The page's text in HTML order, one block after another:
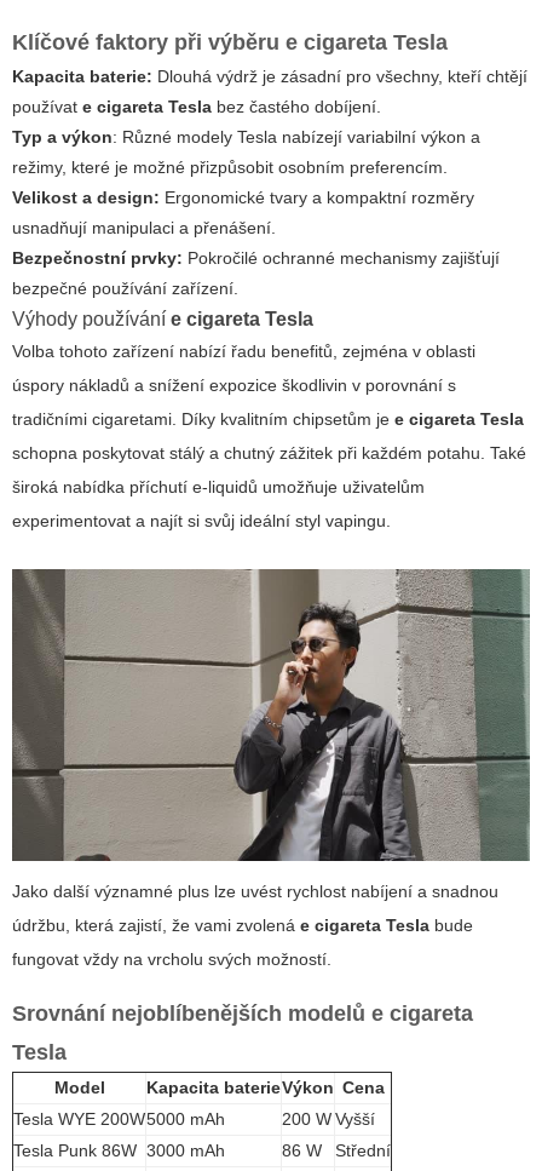
Klíčové faktory při výběru e cigareta Tesla
Kapacita baterie: Dlouhá výdrž je zásadní pro všechny, kteří chtějí
používat e cigareta Tesla bez častého dobíjení.
Typ a výkon: Různé modely Tesla nabízejí variabilní výkon a
režimy, které je možné přizpůsobit osobním preferencím.
Velikost a design: Ergonomické tvary a kompaktní rozměry
usnadňují manipulaci a přenášení.
Bezpečnostní prvky: Pokročilé ochranné mechanismy zajišťují
bezpečné používání zařízení.
Výhody používání e cigareta Tesla
Volba tohoto zařízení nabízí řadu benefitů, zejména v oblasti
úspory nákladů a snížení expozice škodlivin v porovnání s
tradičními cigaretami. Díky kvalitním chipsetům je e cigareta Tesla
schopna poskytovat stálý a chutný zážitek při každém potahu. Také
široká nabídka příchutí e-liquidů umožňuje uživatelům
experimentovat a najít si svůj ideální styl vapingu.
Jako další významné plus lze uvést rychlost nabíjení a snadnou
údržbu, která zajistí, že vami zvolená e cigareta Tesla bude
fungovat vždy na vrcholu svých možností.
Srovnání nejoblíbenějších modelů e cigareta
Tesla
Model Kapacita baterieVýkon Cena
Tesla WYE 200W5000 mAh 200 WVyšší
Tesla Punk 86W 3000 mAh 86 W
Střední